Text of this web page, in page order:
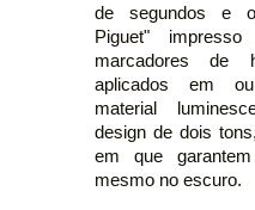
de segundos e
Piguet"
marcadores de
aplicados em
material
design de dois
em que
mesmo no escuro.